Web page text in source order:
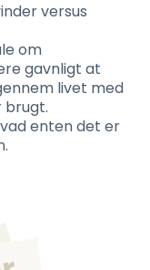
versus
om
gavnligt at
livet med
brugt.
enten det er